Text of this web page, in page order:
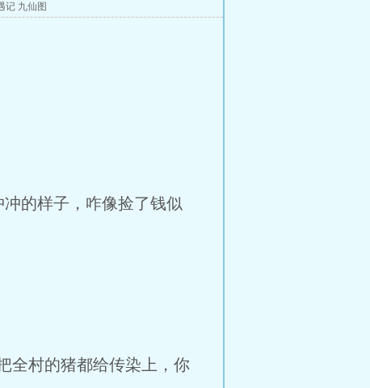
记 九仙图
的样子，咋像捡了钱似
村的猪都给传染上，你